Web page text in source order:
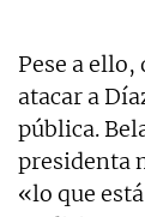
Pese a ello,
atacar a
pública.
presidenta
«lo que